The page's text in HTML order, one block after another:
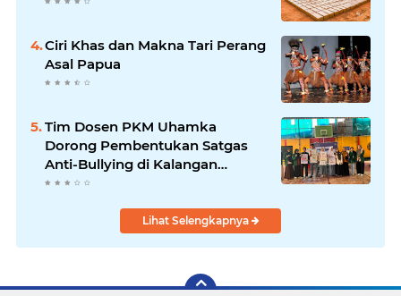
Ciri Khas dan Makna Tari Perang
Asal Papua
Tim Dosen PKM Uhamka
Dorong Pembentukan Satgas
Anti-Bullying di Kalangan
Remaja
Lihat Selengkapnya